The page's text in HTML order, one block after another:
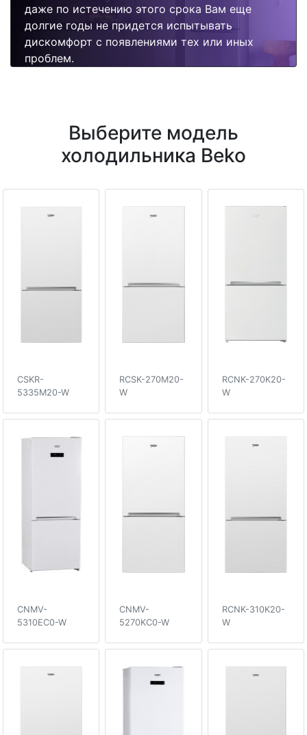
даже по истечению этого срока Вам еще
долгие годы не придется испытывать
дискомфорт с появлениями тех или иных
проблем.
Выберите модель
холодильника Beko
CSKR-
5335M20-W
RCSK-270M20-
W
RCNK-270K20-
W
CNMV-
5310EC0-W
CNMV-
5270KC0-W
RCNK-310K20-
W